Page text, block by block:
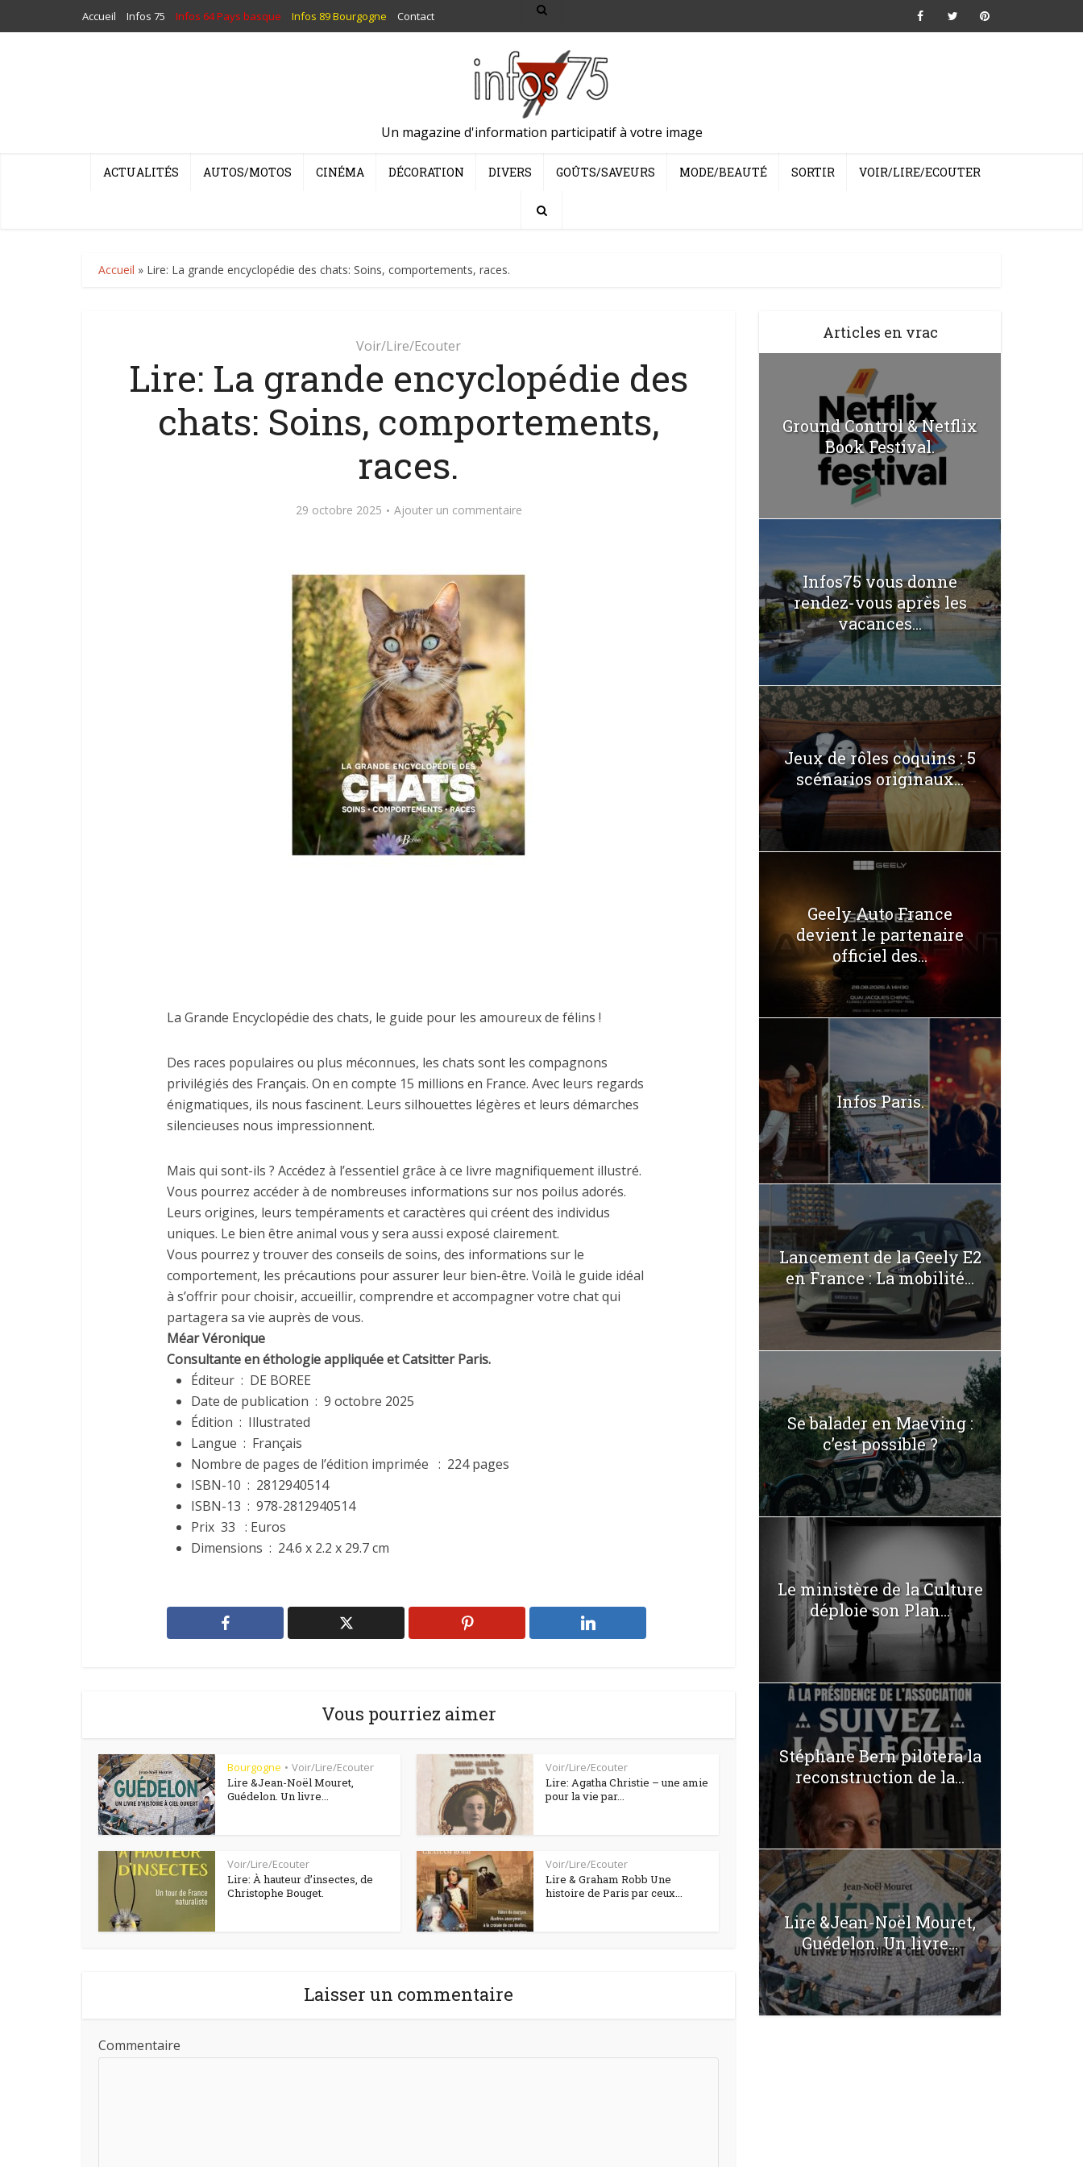
Accueil Infos 75 Infos 64 Pays basque Infos 89 Bourgogne Contact
Un magazine d'information participatif à votre image
ACTUALITÉS AUTOS/MOTOS CINÉMA DÉCORATION DIVERS GOÛTS/SAVEURS MODE/BEAUTÉ SORTIR VOIR/LIRE/ECOUTER
Accueil » Lire: La grande encyclopédie des chats: Soins, comportements, races.
Voir/Lire/Ecouter
Lire: La grande encyclopédie des
chats: Soins, comportements,
races.
29 octobre 2025 Ajouter un commentaire
La Grande Encyclopédie des chats, le guide pour les amoureux de félins !
Des races populaires ou plus méconnues, les chats sont les compagnons
privilégiés des Français. On en compte 15 millions en France. Avec leurs regards
énigmatiques, ils nous fascinent. Leurs silhouettes légères et leurs démarches
silencieuses nous impressionnent.
Mais qui sont-ils ? Accédez à l’essentiel grâce à ce livre magnifiquement illustré.
Vous pourrez accéder à de nombreuses informations sur nos poilus adorés.
Leurs origines, leurs tempéraments et caractères qui créent des individus
uniques. Le bien être animal vous y sera aussi exposé clairement.
Vous pourrez y trouver des conseils de soins, des informations sur le
comportement, les précautions pour assurer leur bien-être. Voilà le guide idéal
à s’offrir pour choisir, accueillir, comprendre et accompagner votre chat qui
partagera sa vie auprès de vous.
Méar Véronique
Consultante en éthologie appliquée et Catsitter Paris.
Éditeur ‏ : ‎ DE BOREE
Date de publication ‏ : ‎ 9 octobre 2025
Édition ‏ : ‎ Illustrated
Langue ‏ : ‎ Français
Nombre de pages de l’édition imprimée ‏ : ‎ 224 pages
ISBN-10 ‏ : ‎ 2812940514
ISBN-13 ‏ : ‎ 978-2812940514
Prix 33 : Euros
Dimensions ‏ : ‎ 24.6 x 2.2 x 29.7 cm
Vous pourriez aimer
Bourgogne • Voir/Lire/Ecouter
Lire &Jean-Noël Mouret,
Guédelon. Un livre...
Voir/Lire/Ecouter
Lire: Agatha Christie – une amie
pour la vie par...
Voir/Lire/Ecouter
Lire: À hauteur d’insectes, de
Christophe Bouget.
Voir/Lire/Ecouter
Lire & Graham Robb Une
histoire de Paris par ceux...
Laisser un commentaire
Commentaire
Articles en vrac
Ground Control & Netflix
Book Festival.
Infos75 vous donne
rendez-vous après les
vacances...
Jeux de rôles coquins : 5
scénarios originaux...
Geely Auto France
devient le partenaire
officiel des...
Infos Paris.
Lancement de la Geely E2
en France : La mobilité...
Se balader en Maeving :
c’est possible ?
Le ministère de la Culture
déploie son Plan...
Stéphane Bern pilotera la
reconstruction de la...
Lire &Jean-Noël Mouret,
Guédelon. Un livre...